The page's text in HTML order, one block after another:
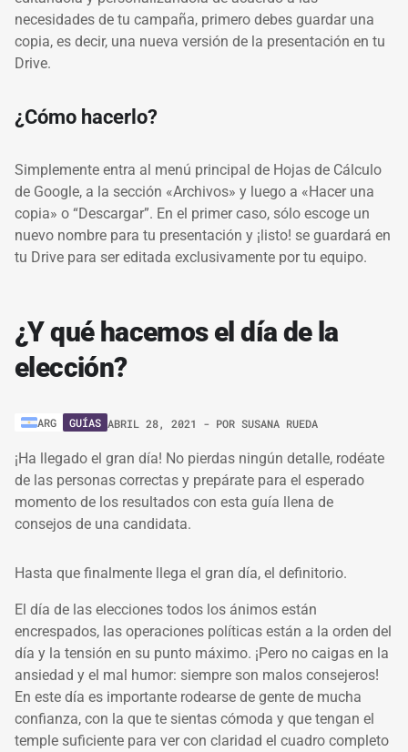
necesidades de tu campaña, primero debes guardar una
copia, es decir, una nueva versión de la presentación en tu
Drive.
¿Cómo hacerlo?
Simplemente entra al menú principal de Hojas de Cálculo
de Google, a la sección «Archivos» y luego a «Hacer una
copia» o “Descargar”. En el primer caso, sólo escoge un
nuevo nombre para tu presentación y ¡listo! se guardará en
tu Drive para ser editada exclusivamente por tu equipo.
¿Y qué hacemos el día de la
elección?
ARG GUÍAS ABRIL 28, 2021 - POR SUSANA RUEDA
¡Ha llegado el gran día! No pierdas ningún detalle, rodéate
de las personas correctas y prepárate para el esperado
momento de los resultados con esta guía llena de
consejos de una candidata.
Hasta que finalmente llega el gran día, el definitorio.
El día de las elecciones todos los ánimos están
encrespados, las operaciones políticas están a la orden del
día y la tensión en su punto máximo. ¡Pero no caigas en la
ansiedad y el mal humor: siempre son malos consejeros!
En este día es importante rodearse de gente de mucha
confianza, con la que te sientas cómoda y que tengan el
temple suficiente para ver con claridad el cuadro completo